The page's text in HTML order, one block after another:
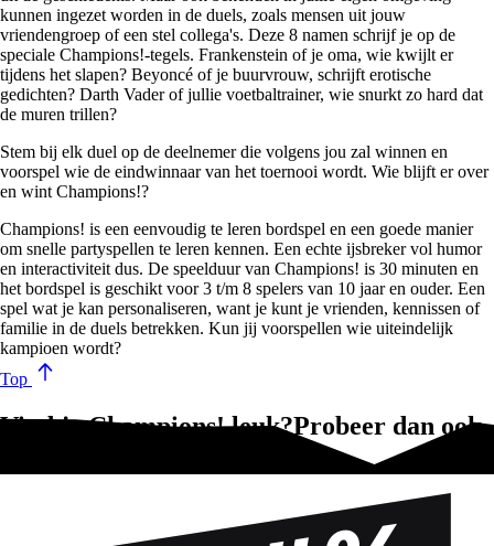
kunnen ingezet worden in de duels, zoals mensen uit jouw
vriendengroep of een stel collega's. Deze 8 namen schrijf je op de
speciale Champions!-tegels. Frankenstein of je oma, wie kwijlt er
tijdens het slapen? Beyoncé of je buurvrouw, schrijft erotische
gedichten? Darth Vader of jullie voetbaltrainer, wie snurkt zo hard dat
de muren trillen?
Stem bij elk duel op de deelnemer die volgens jou zal winnen en
voorspel wie de eindwinnaar van het toernooi wordt. Wie blijft er over
en wint Champions!?
Champions! is een eenvoudig te leren bordspel en een goede manier
om snelle partyspellen te leren kennen. Een echte ijsbreker vol humor
en interactiviteit dus. De speelduur van Champions! is 30 minuten en
het bordspel is geschikt voor 3 t/m 8 spelers van 10 jaar en ouder. Een
spel wat je kan personaliseren, want je kunt je vrienden, kennissen of
familie in de duels betrekken. Kun jij voorspellen wie uiteindelijk
kampioen wordt?
Top
Vind je Champions! leuk?Probeer dan ook